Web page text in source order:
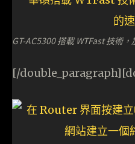
GT-AC5300 搭載 WTFast 技術
[/